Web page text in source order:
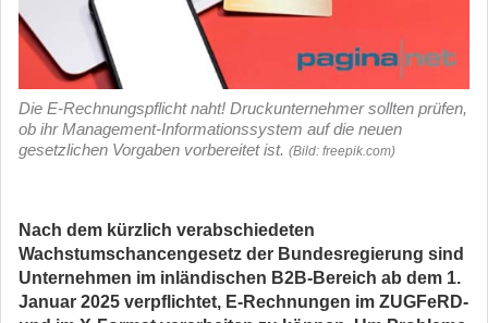
Die E-Rechnungspflicht naht! Druckunternehmer sollten prüfen,
ob ihr Management-Informationssystem auf die neuen
gesetzlichen Vorgaben vorbereitet ist. (Bild: freepik.com)
Nach dem kürzlich verabschiedeten
Wachstumschancengesetz der Bundesregierung sind
Unternehmen im inländischen B2B-Bereich ab dem 1.
Januar 2025 verpflichtet, E-Rechnungen im ZUGFeRD-